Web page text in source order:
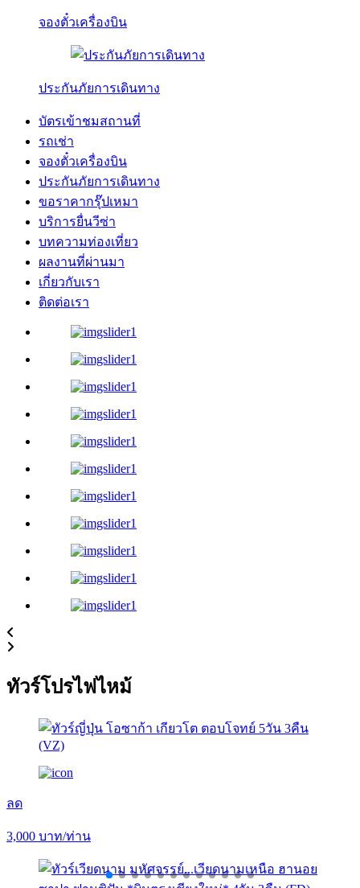
จองตั๋วเครื่องบิน
ประกันภัยการเดินทาง
บัตรเข้าชมสถานที่
รถเช่า
จองตั๋วเครื่องบิน
ประกันภัยการเดินทาง
ขอราคากรุ๊ปเหมา
บริการยื่นวีซ่า
บทความท่องเที่ยว
ผลงานที่ผ่านมา
เกี่ยวกับเรา
ติดต่อเรา
ทัวร์โปรไฟไหม้
ลด
3,000 บาท/ท่าน